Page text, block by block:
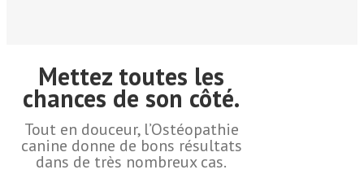
Mettez toutes les
chances de son côté.
Tout en douceur, l’Ostéopathie
canine donne de bons résultats
dans de très nombreux cas.